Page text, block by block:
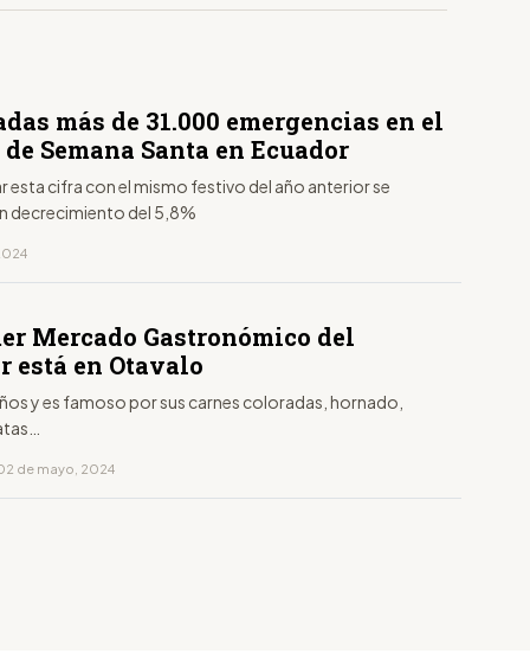
más de 31.000 emergencias en el
Semana Santa en Ecuador
esta cifra con el mismo festivo del año anterior se
decrecimiento del 5,8%
Mercado Gastronómico del
está en Otavalo
y es famoso por sus carnes coloradas, hornado,
de mayo, 2024